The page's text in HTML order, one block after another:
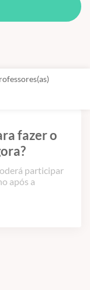
fazer o
participar
após a